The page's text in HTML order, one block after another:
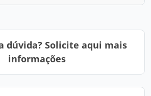
dúvida? Solicite aqui mais
informações